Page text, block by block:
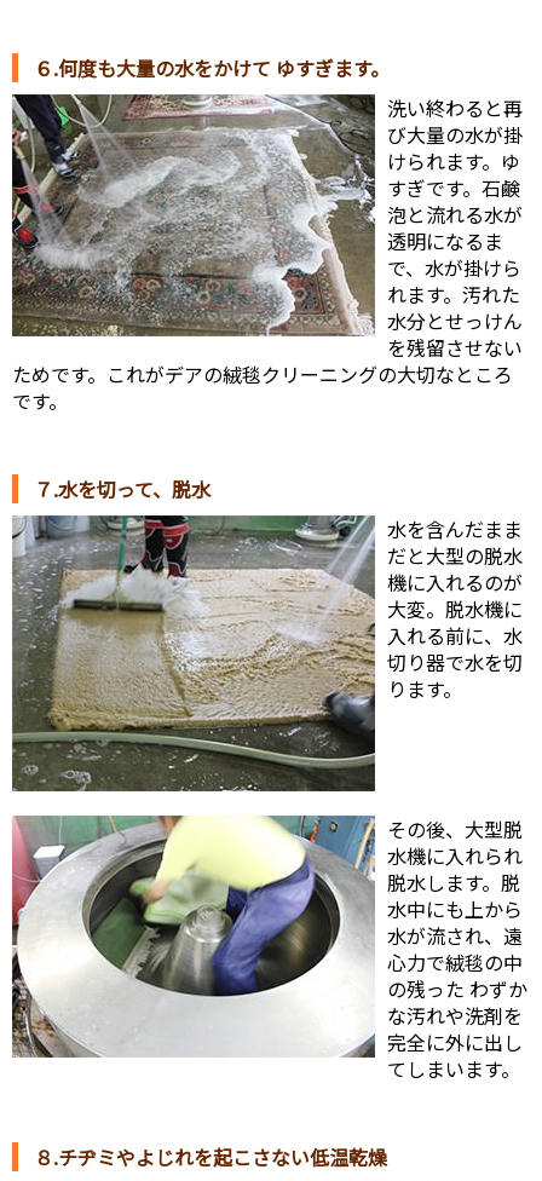
６.何度も大量の水をかけて ゆすぎます。
洗い終わると再
び大量の水が掛
けられます。ゆ
すぎです。石鹸
泡と流れる水が
透明になるま
で、水が掛けら
れます。汚れた
水分とせっけん
を残留させない
ためです。これがデアの絨毯クリーニングの大切なところ
です。
７.水を切って、脱水
水を含んだまま
だと大型の脱水
機に入れるのが
大変。脱水機に
入れる前に、水
切り器で水を切
ります。
その後、大型脱
水機に入れられ
脱水します。脱
水中にも上から
水が流され、遠
心力で絨毯の中
の残った わずか
な汚れや洗剤を
完全に外に出し
てしまいます。
８.チヂミやよじれを起こさない低温乾燥